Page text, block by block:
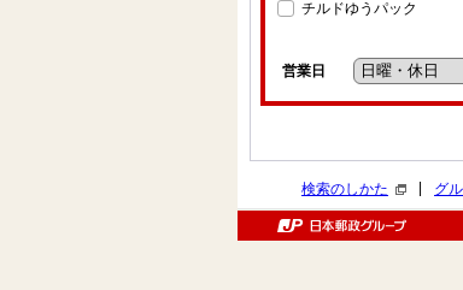
チルドゆうパック
営業日
検索のしかた グ